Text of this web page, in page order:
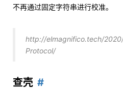
不再通过固定字符串进行校准。
http://elmagnifico.tech/
Protocol/
查壳